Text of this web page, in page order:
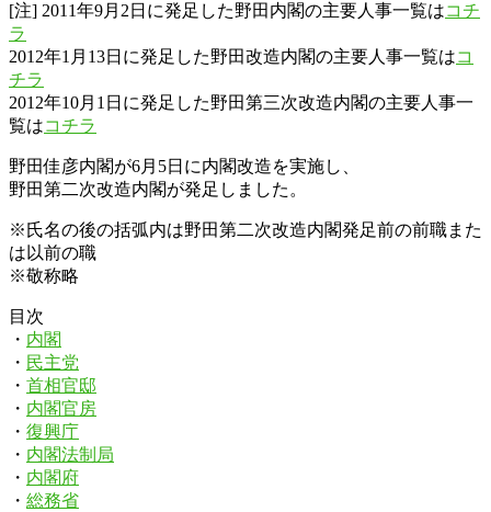
[注] 2011年9月2日に発足した野田内閣の主要人事一覧はコチ
ラ
2012年1月13日に発足した野田改造内閣の主要人事一覧はコ
チラ
2012年10月1日に発足した野田第三次改造内閣の主要人事一
覧はコチラ
野田佳彦内閣が6月5日に内閣改造を実施し、
野田第二次改造内閣が発足しました。
※氏名の後の括弧内は野田第二次改造内閣発足前の前職また
は以前の職
※敬称略
目次
・ 内閣
・ 民主党
・ 首相官邸
・ 内閣官房
・ 復興庁
・ 内閣法制局
・ 内閣府
・ 総務省